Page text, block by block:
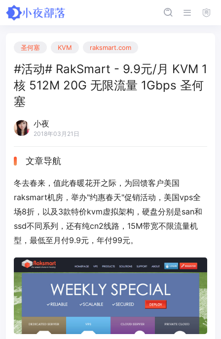
圣何塞 KVM raksmart.com
#活动# RakSmart - 9.9元/月 KVM 1
核 512M 20G 无限流量 1Gbps 圣何
塞
小夜
2018年03月21日
文章导航
冬去春来，值此春暖花开之际，为回馈客户美国
raksmart机房，举办"约惠春天"促销活动，美国vps全
场8折，以及3款特价kvm虚拟架构，硬盘分别是san和
ssd不同系列，还有纯cn2线路，15M带宽不限流量机
型，最低至月付9.9元，年付99元。